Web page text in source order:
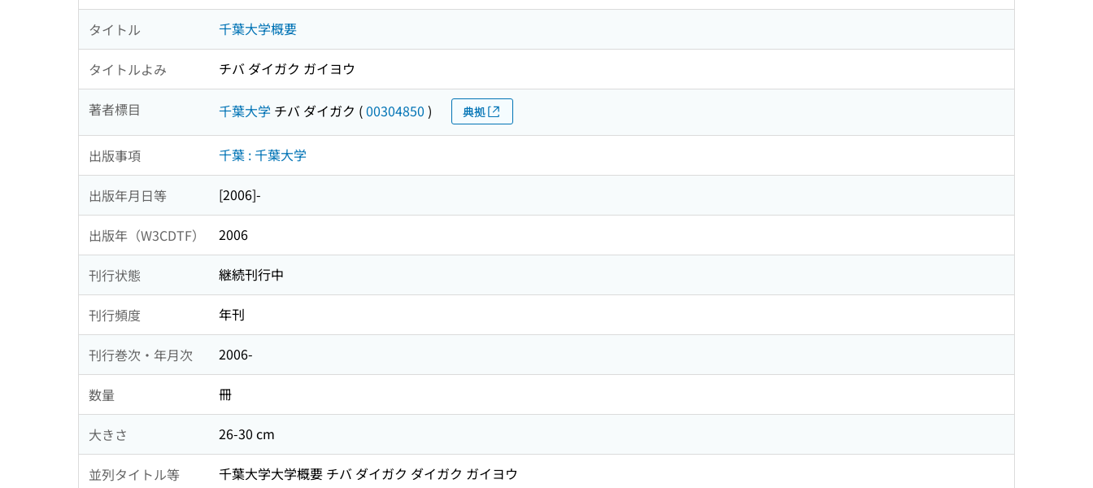
タイトル 千葉大学概要
タイトルよみ チバ ダイガク ガイヨウ
著者標目 千葉大学 チバ ダイガク (00304850 ) 典拠
出版事項 千葉 : 千葉大学
出版年月日等 [2006]-
出版年（W3CDTF） 2006
刊行状態 継続刊行中
刊行頻度 年刊
刊行巻次・年月次 2006-
数量 冊
大きさ 26-30 cm
並列タイトル等
千葉大学大学概要 チバ ダイガク ダイガク ガイヨウ